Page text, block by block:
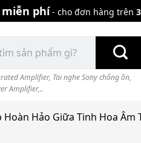
phí- cho đơn hàng trên
Amplifier, Tai nghe Sony chống ồn,
Amplifier,..
Hảo Giữa Tinh Hoa